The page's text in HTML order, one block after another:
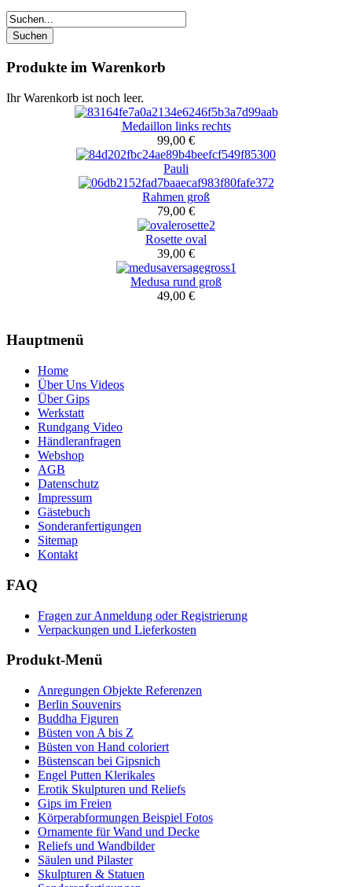
Produkte im Warenkorb
Ihr Warenkorb ist noch leer.
Medaillon links rechts
99,00 €
Pauli
Rahmen groß
79,00 €
Rosette oval
39,00 €
Medusa rund groß
49,00 €
Hauptmenü
Home
Über Uns Videos
Über Gips
Werkstatt
Rundgang Video
Händleranfragen
Webshop
AGB
Datenschutz
Impressum
Gästebuch
Sonderanfertigungen
Sitemap
Kontakt
FAQ
Fragen zur Anmeldung oder Registrierung
Verpackungen und Lieferkosten
Produkt-Menü
Anregungen Objekte Referenzen
Berlin Souvenirs
Buddha Figuren
Büsten von A bis Z
Büsten von Hand coloriert
Büstenscan bei Gipsnich
Engel Putten Klerikales
Erotik Skulpturen und Reliefs
Gips im Freien
Körperabformungen Beispiel Fotos
Ornamente für Wand und Decke
Reliefs und Wandbilder
Säulen und Pilaster
Skulpturen & Statuen